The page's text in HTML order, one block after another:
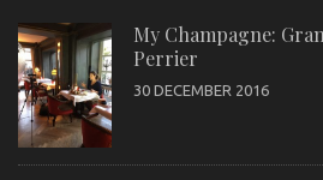
My Champagne:
Perrier
30 DECEMBER 2016